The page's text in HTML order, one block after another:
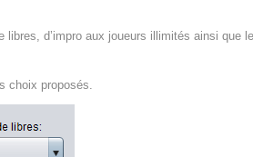
libres, d’impro aux joueurs illimités ainsi que le
choix proposés.